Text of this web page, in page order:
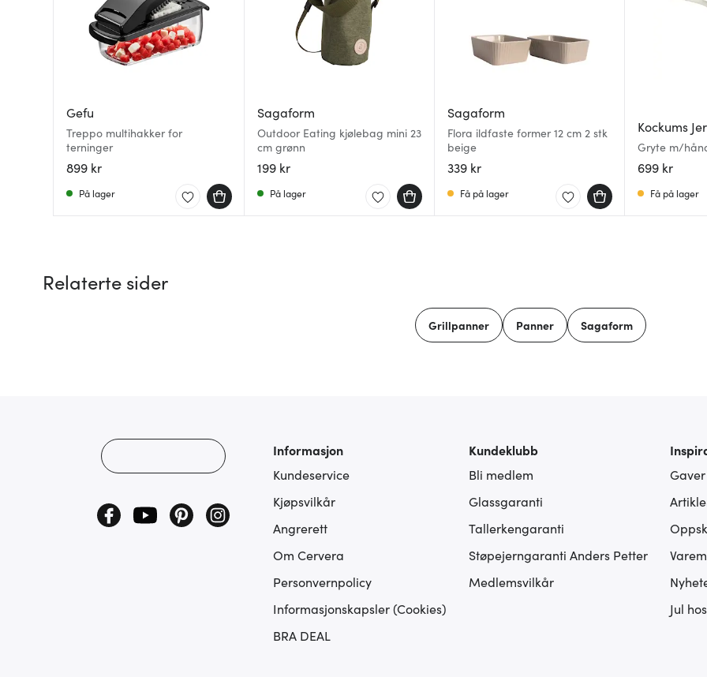
Gefu
Treppo multihakker for
terninger
899 kr
På lager
Sagaform
Outdoor Eating kjølebag mini 23
cm grønn
199 kr
På lager
Sagaform
Flora ildfaste former 12 cm 2 stk
beige
339 kr
Få på lager
Kockums
Gryte m/
699 kr
Få på lager
Relaterte sider
Grillpanner Panner Sagaform
Informasjon
Kundeservice
Kjøpsvilkår
Angrerett
Om Cervera
Personvernpolicy
Informasjonskapsler (Cookies)
BRA DEAL
Kundeklubb
Bli medlem
Glassgaranti
Tallerkengaranti
Støpejerngaranti Anders Petter
Medlemsvilkår
Gaver
Jul